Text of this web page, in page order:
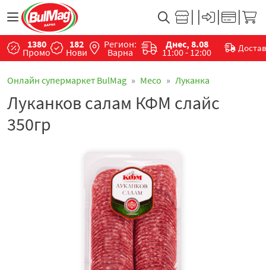
1380
Промо
182
Нови
Регион:
Варна
Днес, 8.08
11:00 - 12:00
Онлайн супермаркет BulMag Месo Луканка
Луканков салам КФМ слайс
350гр